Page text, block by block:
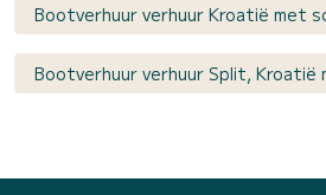
Bootverhuur verhuur Kroatië met
Bootverhuur verhuur Split, Kroatië